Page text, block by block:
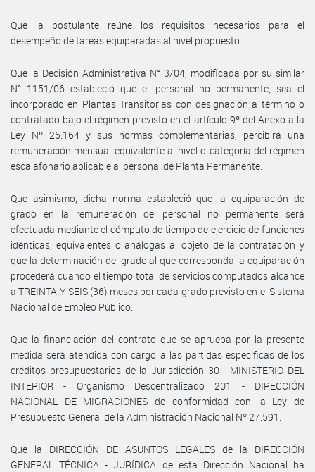
Que la postulante reúne los requisitos necesarios para el
desempeño de tareas equiparadas al nivel propuesto.
Que la Decisión Administrativa N° 3/04, modificada por su similar
N° 1151/06 estableció que el personal no permanente, sea el
incorporado en Plantas Transitorias con designación a término o
contratado bajo el régimen previsto en el artículo 9º del Anexo a la
Ley Nº 25.164 y sus normas complementarias, percibirá una
remuneración mensual equivalente al nivel o categoría del régimen
escalafonario aplicable al personal de Planta Permanente.
Que asimismo, dicha norma estableció que la equiparación de
grado en la remuneración del personal no permanente será
efectuada mediante el cómputo de tiempo de ejercicio de funciones
idénticas, equivalentes o análogas al objeto de la contratación y
que la determinación del grado al que corresponda la equiparación
procederá cuando el tiempo total de servicios computados alcance
a TREINTA Y SEIS (36) meses por cada grado previsto en el Sistema
Nacional de Empleo Público.
Que la financiación del contrato que se aprueba por la presente
medida será atendida con cargo a las partidas específicas de los
créditos presupuestarios de la Jurisdicción 30 - MINISTERIO DEL
INTERIOR - Organismo Descentralizado 201 - DIRECCIÓN
NACIONAL DE MIGRACIONES de conformidad con la Ley de
Presupuesto General de la Administración Nacional Nº 27.591.
Que la DIRECCIÓN DE ASUNTOS LEGALES de la DIRECCIÓN
GENERAL TÉCNICA - JURÍDICA de esta Dirección Nacional ha